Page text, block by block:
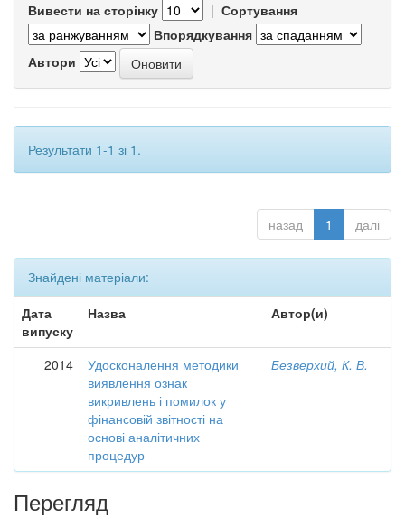
Вивести на сторінку | Сортування
Впорядкування
Автори
Результати 1-1 зі 1.
назад 1 далі
Знайдені матеріали:
Дата
випуску
Назва Автор(и)
2014
Удосконалення методики
виявлення ознак
викривлень і помилок у
фінансовій звітності на
основі аналітичних
процедур
Безверхий, К. В.
Перегляд